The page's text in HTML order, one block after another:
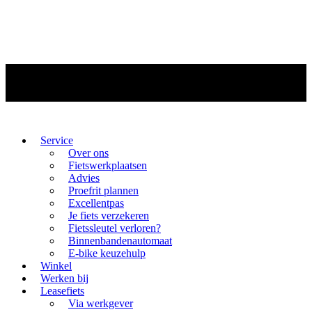
Service
Over ons
Fietswerkplaatsen
Advies
Proefrit plannen
Excellentpas
Je fiets verzekeren
Fietssleutel verloren?
Binnenbandenautomaat
E-bike keuzehulp
Winkel
Werken bij
Leasefiets
Via werkgever